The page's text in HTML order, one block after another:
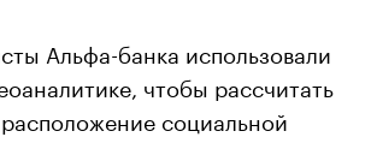
Альфа-банка использовали
чтобы рассчитать
социальной